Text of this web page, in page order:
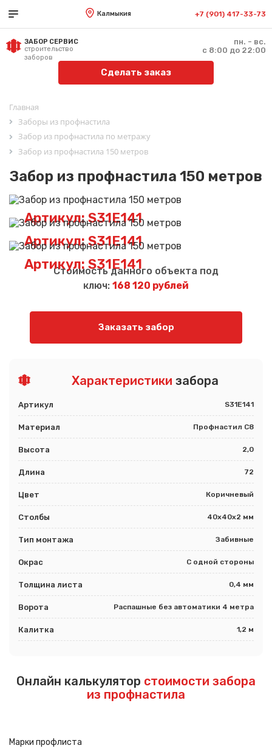
Калмыкия +7 (901) 417-33-73
ЗАБОР СЕРВИС
строительство
заборов
пн. - вс.
с 8:00 до 22:00
Сделать заказ
Главная
Заборы из профнастила
Забор из профнастила по метражу
Забор из профнастила 150 метров
Забор из профнастила 150 метров
Артикул: S31E141
Артикул: S31E141
Артикул: S31E141
Стоимость данного объекта под
ключ: 168 120 рублей
Заказать забор
Характеристики забора
Артикул S31E141
Материал Профнастил С8
Высота 2,0
Длина 72
Цвет Коричневый
Столбы 40х40х2 мм
Тип монтажа Забивные
Окрас С одной стороны
Толщина листа 0,4 мм
Ворота Распашные без автоматики 4 метра
Калитка 1,2 м
Онлайн калькулятор стоимости забора
из профнастила
Марки профлиста